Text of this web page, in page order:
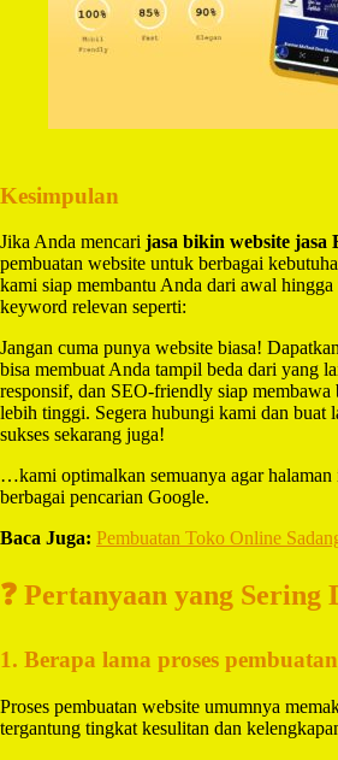
Kesimpulan
Jika Anda mencari jasa bikin website jasa
pembuatan website untuk berbagai
kami siap membantu Anda dari awal
keyword relevan seperti:
Jangan cuma punya website biasa!
bisa membuat Anda tampil beda dari yang
responsif, dan SEO-friendly siap
lebih tinggi. Segera hubungi kami dan buat
sukses sekarang juga!
…kami optimalkan semuanya agar
berbagai pencarian Google.
Baca Juga: Pembuatan Toko Online
❓ Pertanyaan yang
1. Berapa lama proses
Proses pembuatan website umumnya
tergantung tingkat kesulitan dan